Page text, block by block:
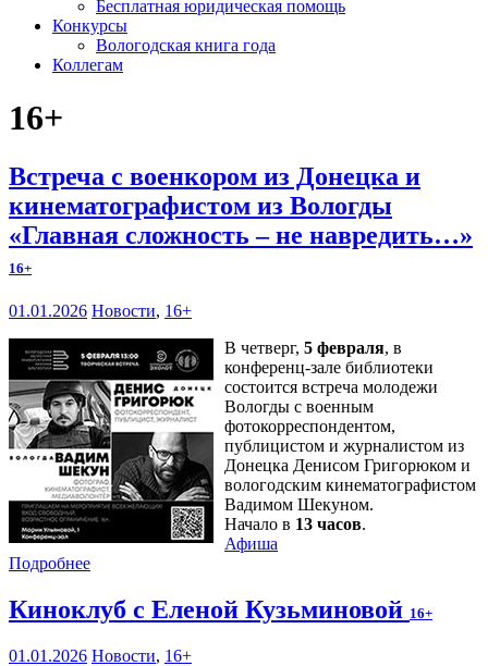
Бесплатная юридическая помощь
Конкурсы
Вологодская книга года
Коллегам
16+
Встреча с военкором из Донецка и
кинематографистом из Вологды
«Главная сложность – не навредить…»
16+
01.01.2026 Новости, 16+
В четверг, 5 февраля, в
конференц-зале библиотеки
состоится встреча молодежи
Вологды с военным
фотокорреспондентом,
публицистом и журналистом из
Донецка Денисом Григорюком и
вологодским кинематографистом
Вадимом Шекуном.
Начало в 13 часов.
Афиша
Подробнее
Киноклуб с Еленой Кузьминовой 16+
01.01.2026 Новости, 16+